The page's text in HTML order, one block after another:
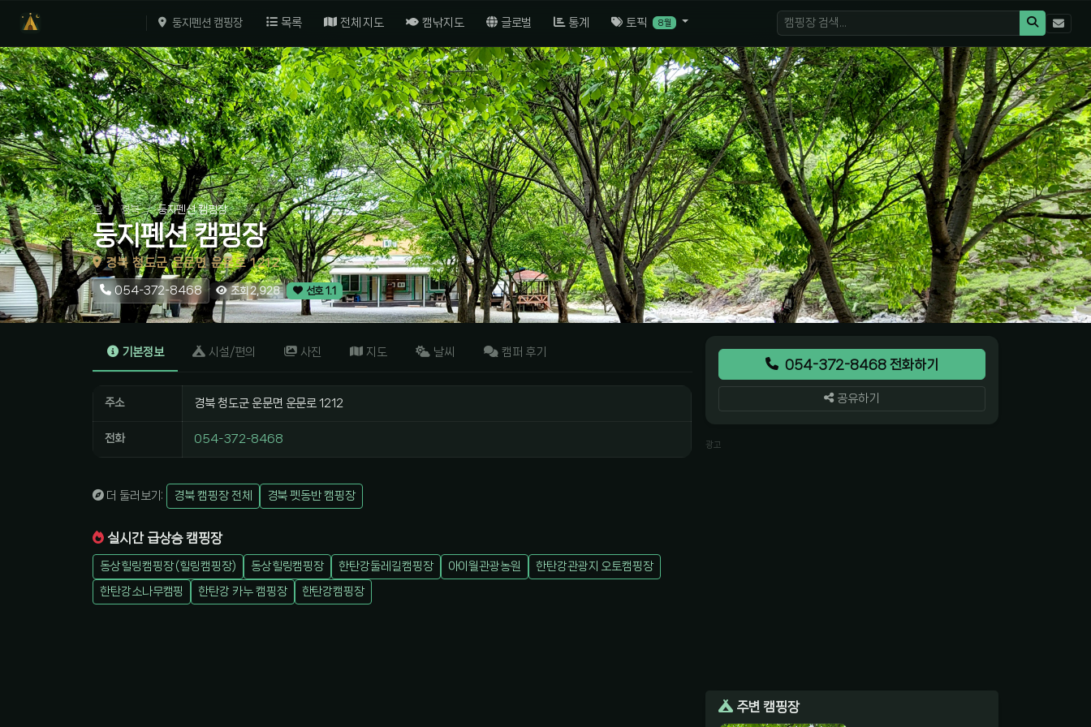
둥지펜션 캠핑장 목록 전체 지도 캠낚지도 글로벌 통계 토픽 8월
홈 경북 둥지펜션 캠핑장
둥지펜션 캠핑장
경북 청도군 운문면 운문로 1212
054-372-8468 조회 2,928 선호 1.1
기본정보 시설/편의 사진 지도 날씨 캠퍼 후기
주소 경북 청도군 운문면 운문로 1212
전화 054-372-8468
더 둘러보기: 경북 캠핑장 전체 경북 펫동반 캠핑장
실시간 급상승 캠핑장
동상힐링캠핑장 (힐링캠핑장) 동상힐링캠핑장 한탄강둘레길캠핑장 아이월관광농원
한탄강관광지 오토캠핑장
한탄강소나무캠핑
한탄강 카누 캠핑장 한탄강캠핑장
054-372-8468 전화하기
공유하기
광고
주변 캠핑장